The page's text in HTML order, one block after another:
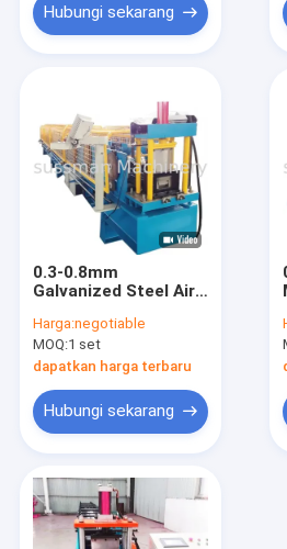
Downspout Mesin Roll Forming
Mesin Roll Forming Baja Silo
Mesin Pembentuk Gulungan
Hubungi sekarang
0.3-0.8mm
Galvanized Steel Air
Square Gutter Roll
Forming Mesin
Harga:negotiable
MOQ:1 set
dapatkan harga terbaru
Hubungi sekarang